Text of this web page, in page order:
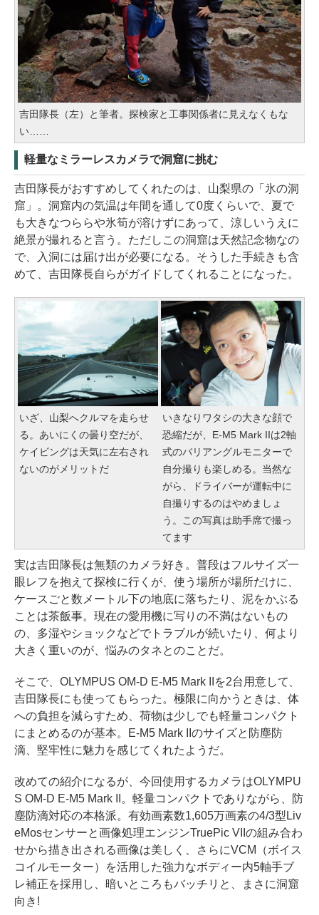
吉田隊長（左）と筆者。探検家と工事関係者に見えなくもな
い……
軽量なミラーレスカメラで洞窟に挑む
吉田隊長がおすすめしてくれたのは、山梨県の「氷の洞
窟」。洞窟内の気温は年間を通して0度くらいで、夏で
も大きなつららや氷筍が溶けずにあって、涼しいうえに
絶景が撮れると言う。ただしこの洞窟は天然記念物なの
で、入洞には届け出が必要になる。そうした手続きも含
めて、吉田隊長自らがガイドしてくれることになった。
いざ、山梨へクルマを走らせ
る。あいにくの曇り空だが、
ケイビングは天気に左右され
ないのがメリットだ
いきなりワタシの大きな顔で
恐縮だが、E-M5 Mark IIは2軸
式のバリアングルモニターで
自分撮りも楽しめる。当然な
がら、ドライバーが運転中に
自撮りするのはやめましょ
う。この写真は助手席で撮っ
てます
実は吉田隊長は無類のカメラ好き。普段はフルサイズ一
眼レフを抱えて探検に行くが、使う場所が場所だけに、
ケースごと数メートル下の地底に落ちたり、泥をかぶる
ことは茶飯事。現在の愛用機に写りの不満はないもの
の、多湿やショックなどでトラブルが続いたり、何より
大きく重いのが、悩みのタネとのことだ。
そこで、OLYMPUS OM-D E-M5 Mark IIを2台用意して、
吉田隊長にも使ってもらった。極限に向かうときは、体
への負担を減らすため、荷物は少しでも軽量コンパクト
にまとめるのが基本。E-M5 Mark IIのサイズと防塵防
滴、堅牢性に魅力を感じてくれたようだ。
改めての紹介になるが、今回使用するカメラはOLYMPU
S OM-D E-M5 Mark II。軽量コンパクトでありながら、防
塵防滴対応の本格派。有効画素数1,605万画素の4/3型Liv
eMosセンサーと画像処理エンジンTruePic VIIの組み合わ
せから描き出される画像は美しく、さらにVCM（ボイス
コイルモーター）を活用した強力なボディー内5軸手ブ
レ補正を採用し、暗いところもバッチリと、まさに洞窟
向き!